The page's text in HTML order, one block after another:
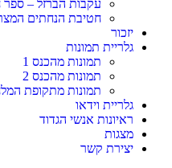
עקבות הברזל – ספר חט 401 ליום
חטיבת הנחתים המצרית
יזכור
גלריית תמונות
תמונות מהכנס 1
תמונות מהכנס 2
תמונות מתקופת
גלריית וידאו
ראיונות אנשי הגדוד
מצגות
יצירת קשר